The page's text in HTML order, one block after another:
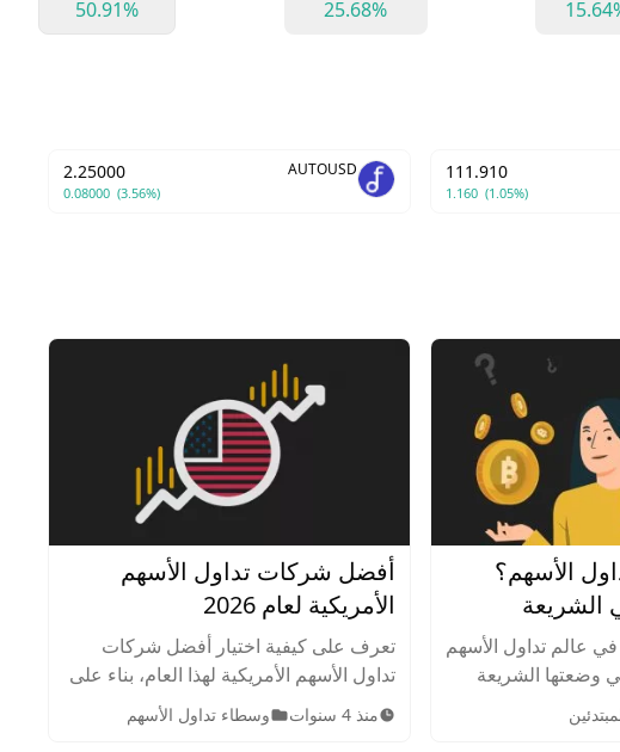
25.68%
50.91%
111.910
1.160 (1.05%)
AUTOUSD
2.25000
0.08000 (3.56%)
الأسهم؟
الشريعة
عالم تداول الأسهم
وضعتها الشريعة
والأنشطة في
والمسموح
أفضل شركات تداول الأسهم
الأمريكية لعام 2026
تعرف على كيفية اختيار أفضل شركات
تداول الأسهم الأمريكية لهذا العام، بناء على
بحث شامل ودراسة لموقع أرينسن.
منذ 4 سنوات وسطاء تداول الأسهم